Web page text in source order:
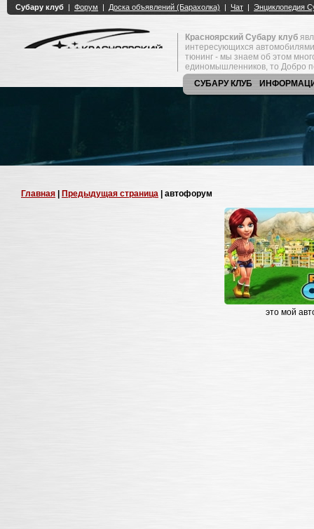
Красноярский Субару клуб
интересующихся
тюнинг - мы знаем об этом
единомышленников, то Добро
СУБАРУ КЛУБ
Главная Предыдущая страница | автофорум
это мой